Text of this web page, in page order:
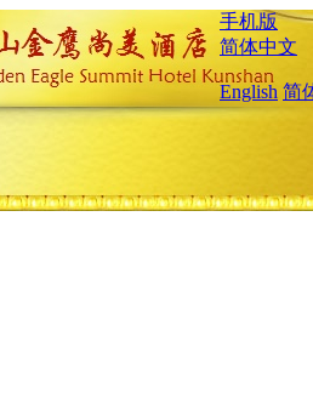
手机版
简体中文
English 简